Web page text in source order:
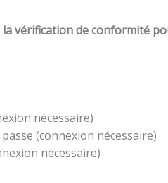
vérification de conformité
nécessaire)
(connexion nécessaire)
nécessaire)